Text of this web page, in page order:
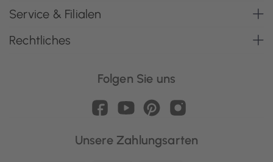
Service & Filialen
Rechtliches
Folgen Sie uns
Unsere Zahlungsarten